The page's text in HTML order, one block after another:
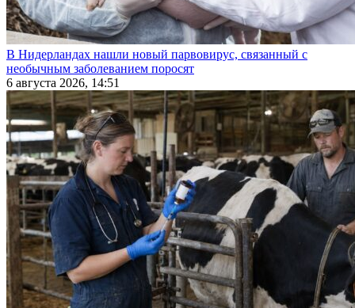
В Нидерландах нашли новый парвовирус, связанный с
необычным заболеванием поросят
6 августа 2026, 14:51